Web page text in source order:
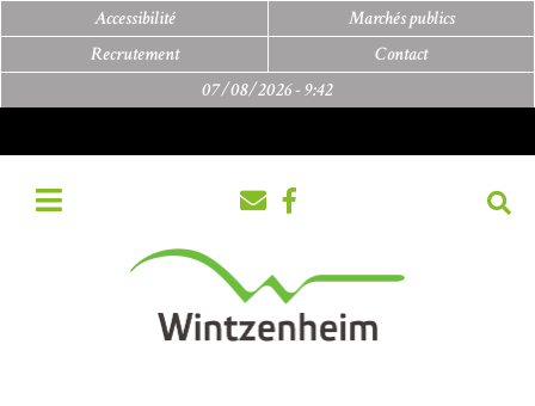
Accessibilité
Marchés publics
Recrutement
Contact
07/08/2026 -9:42